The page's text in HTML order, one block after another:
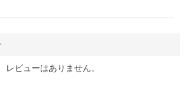
レビューはありません。